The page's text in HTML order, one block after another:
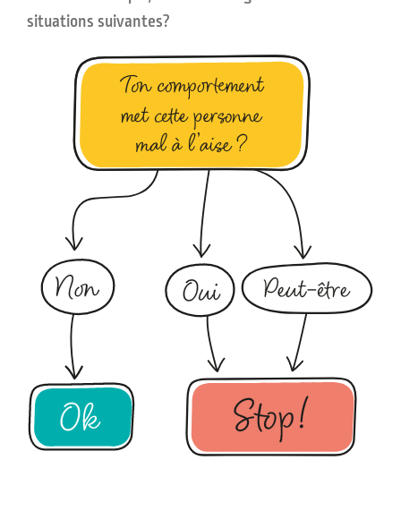
situations suivantes?